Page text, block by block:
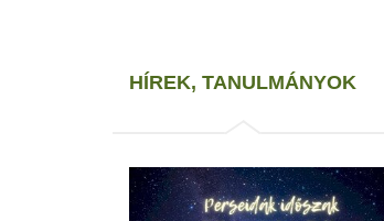
HÍREK, TANULMÁNYOK